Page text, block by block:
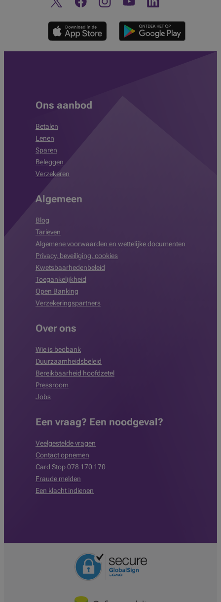
Twitter FacebookInstagramOntdek ons YouTube-kanaal
Linkedin
Ons aanbod
Betalen
Lenen
Sparen
Beleggen
Verzekeren
Algemeen
Blog
Tarieven
Algemene voorwaarden en wettelijke documenten
Privacy, beveiliging, cookies
Kwetsbaarhedenbeleid
Toegankelijkheid
Open Banking
Verzekeringspartners
Over ons
Wie is beobank
Duurzaamheidsbeleid
Bereikbaarheid hoofdzetel
Pressroom
Jobs
Een vraag? Een noodgeval?
Veelgestelde vragen
Contact opnemen
Card Stop 078 170 170
Fraude melden
Een klacht indienen